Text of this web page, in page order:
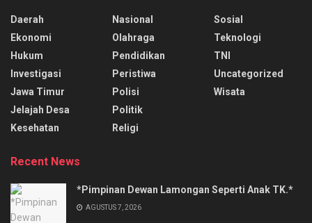
Daerah
Ekonomi
Hukum
Investigasi
Jawa Timur
Jelajah Desa
Kesehatan
Nasional
Olahraga
Pendidikan
Peristiwa
Polisi
Politik
Religi
Sosial
Teknologi
TNI
Uncategorized
Wisata
Recent News
*Pimpinan Dewan Lamongan Seperti Anak TK.*
AGUSTUS 7, 2026